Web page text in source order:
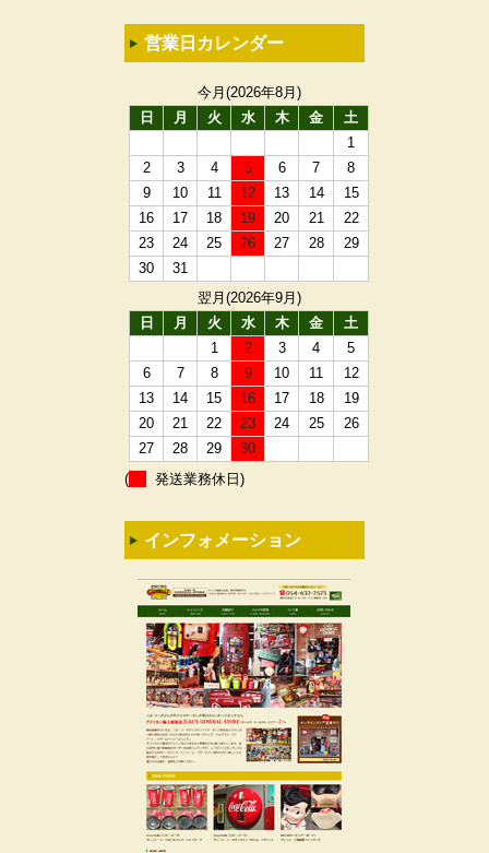
営業日カレンダー
今月(2026年8月)
日
月 火 水 木 金
土
1
2
3 4 5 6 7
8
9
10 11 12 13 14
15
16
17 18 19 20 21
22
23
24 25 26 27 28
29
30
31
翌月(2026年9月)
日
月 火 水 木 金
土
1
2 3 4
5
6
7 8 9 10 11
12
13
14 15 16 17 18
19
20
21 22 23 24 25
26
27
28 29
30
(
発送業務休日)
インフォメーション